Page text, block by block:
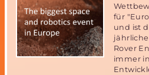
für
und ist
Rover
immer